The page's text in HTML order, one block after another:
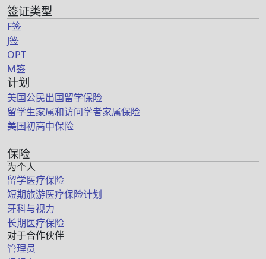
签证类型
F签
J签
OPT
M签
计划
美国公民出国留学保险
留学生家属和访问学者家属保险
美国初高中保险
保险
为个人
留学医疗保险
短期旅游医疗保险计划
牙科与视力
长期医疗保险
对于合作伙伴
管理员